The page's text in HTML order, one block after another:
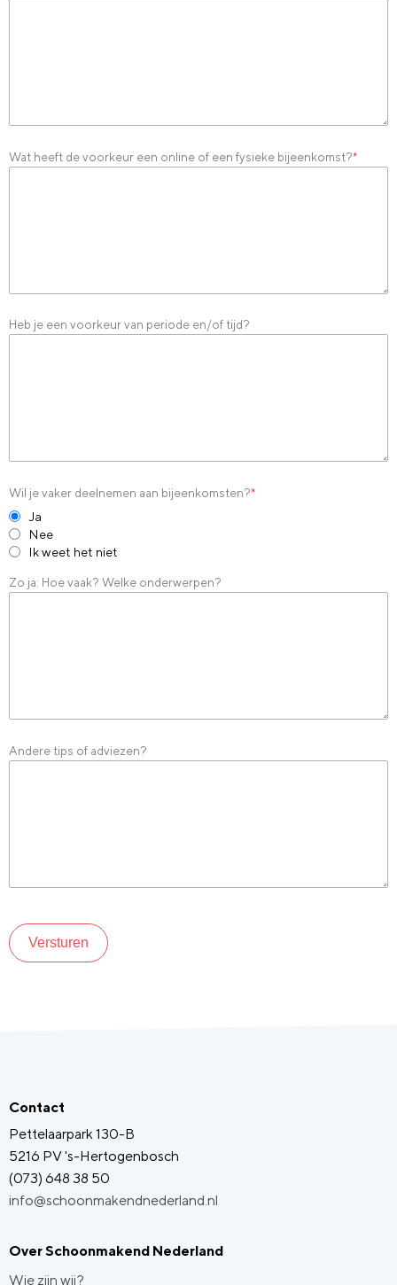
Wat heeft de voorkeur een online of een fysieke bijeenkomst?*
Heb je een voorkeur van periode en/of tijd?
Wil je vaker deelnemen aan bijeenkomsten?*
Ja
Nee
Ik weet het niet
Zo ja: Hoe vaak? Welke onderwerpen?
Andere tips of adviezen?
Versturen
Contact
Pettelaarpark 130-B
5216 PV 's-Hertogenbosch
(073) 648 38 50
info@schoonmakendnederland.nl
Over Schoonmakend Nederland
Wie zijn wij?